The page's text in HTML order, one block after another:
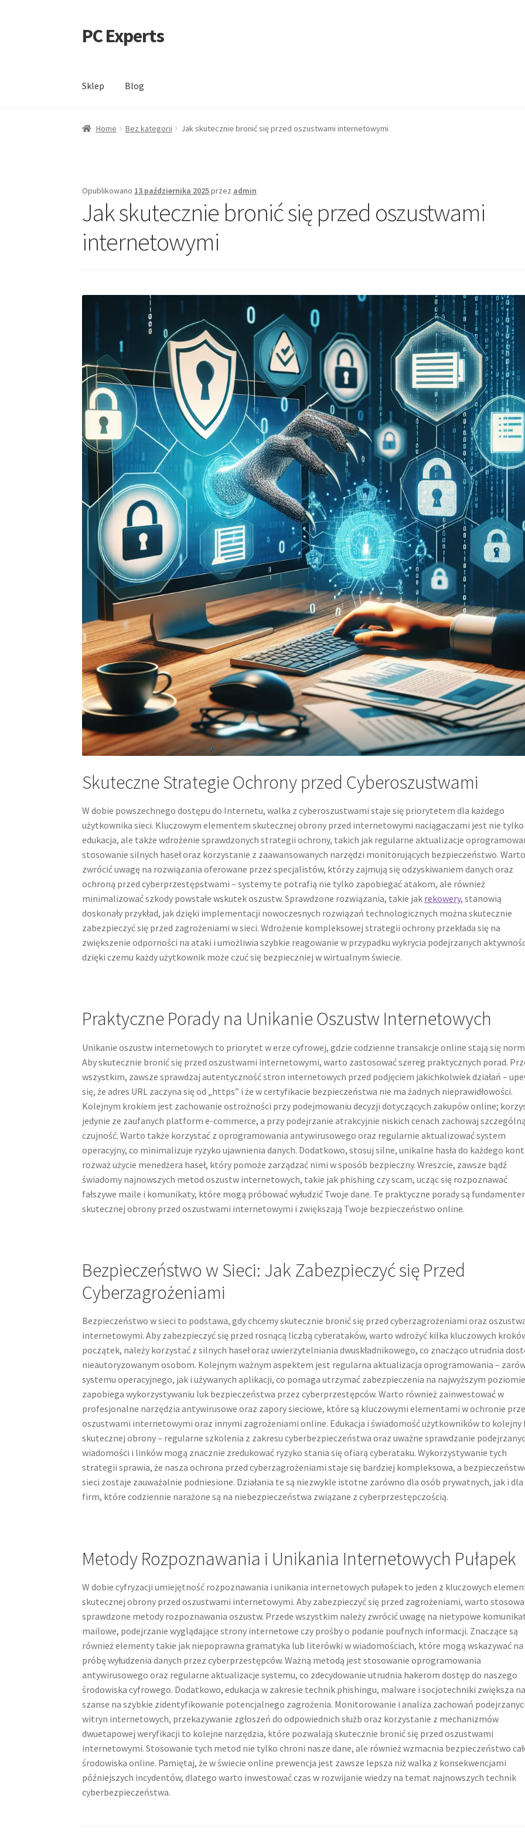
Przejdź
do
Przejdź
do
PC Experts
Sklep Blog
Home Bez kategorii Jak skutecznie bronić się przed oszustwami internetowymi
Opublikowano 13 października 2025przez admin
Jak skutecznie bronić się przed oszustwami
internetowymi
Skuteczne Strategie Ochrony przed Cyberoszustwami
W dobie powszechnego dostępu do Internetu, walka z cyberoszustwami staje się priorytetem dla każdego
użytkownika sieci. Kluczowym elementem skutecznej obrony przed internetowymi naciągaczami jest nie tylko
edukacja, ale także wdrożenie sprawdzonych strategii ochrony, takich jak regularne aktualizacje
stosowanie silnych haseł oraz korzystanie z zaawansowanych narzędzi monitorujących bezpieczeństwo. Warto
zwrócić uwagę na rozwiązania oferowane przez specjalistów, którzy zajmują się odzyskiwaniem danych oraz
ochroną przed cyberprzestępstwami – systemy te potrafią nie tylko zapobiegać atakom, ale również
minimalizować szkody powstałe wskutek oszustw. Sprawdzone rozwiązania, takie jak rekowery, stanowią
doskonały przykład, jak dzięki implementacji nowoczesnych rozwiązań technologicznych można skutecznie
zabezpieczyć się przed zagrożeniami w sieci. Wdrożenie kompleksowej strategii ochrony przekłada się na
zwiększenie odporności na ataki i umożliwia szybkie reagowanie w przypadku wykrycia podejrzanych
dzięki czemu każdy użytkownik może czuć się bezpieczniej w wirtualnym świecie.
Praktyczne Porady na Unikanie Oszustw Internetowych
Unikanie oszustw internetowych to priorytet w erze cyfrowej, gdzie codzienne transakcje online stają się
Aby skutecznie bronić się przed oszustwami internetowymi, warto zastosować szereg praktycznych porad.
wszystkim, zawsze sprawdzaj autentyczność stron internetowych przed podjęciem jakichkolwiek działań –
się, że adres URL zaczyna się od „https” i że w certyfikacie bezpieczeństwa nie ma żadnych nieprawidłowości.
Kolejnym krokiem jest zachowanie ostrożności przy podejmowaniu decyzji dotyczących zakupów online;
jedynie ze zaufanych platform e-commerce, a przy podejrzanie atrakcyjnie niskich cenach zachowaj szczególną
czujność. Warto także korzystać z oprogramowania antywirusowego oraz regularnie aktualizować system
operacyjny, co minimalizuje ryzyko ujawnienia danych. Dodatkowo, stosuj silne, unikalne hasła do każdego
rozważ użycie menedżera haseł, który pomoże zarządzać nimi w sposób bezpieczny. Wreszcie, zawsze bądź
świadomy najnowszych metod oszustw internetowych, takie jak phishing czy scam, ucząc się rozpoznawać
fałszywe maile i komunikaty, które mogą próbować wyłudzić Twoje dane. Te praktyczne porady są
skutecznej obrony przed oszustwami internetowymi i zwiększają Twoje bezpieczeństwo online.
Bezpieczeństwo w Sieci: Jak Zabezpieczyć się Przed
Cyberzagrożeniami
Bezpieczeństwo w sieci to podstawa, gdy chcemy skutecznie bronić się przed cyberzagrożeniami oraz
internetowymi. Aby zabezpieczyć się przed rosnącą liczbą cyberataków, warto wdrożyć kilka kluczowych
początek, należy korzystać z silnych haseł oraz uwierzytelniania dwuskładnikowego, co znacząco utrudnia
nieautoryzowanym osobom. Kolejnym ważnym aspektem jest regularna aktualizacja oprogramowania –
systemu operacyjnego, jak i używanych aplikacji, co pomaga utrzymać zabezpieczenia na najwyższym
zapobiega wykorzystywaniu luk bezpieczeństwa przez cyberprzestępców. Warto również zainwestować w
profesjonalne narzędzia antywirusowe oraz zapory sieciowe, które są kluczowymi elementami w ochronie
oszustwami internetowymi oraz innymi zagrożeniami online. Edukacja i świadomość użytkowników to
skutecznej obrony – regularne szkolenia z zakresu cyberbezpieczeństwa oraz uważne sprawdzanie
wiadomości i linków mogą znacznie zredukować ryzyko stania się ofiarą cyberataku. Wykorzystywanie tych
strategii sprawia, że nasza ochrona przed cyberzagrożeniami staje się bardziej kompleksowa, a
sieci zostaje zauważalnie podniesione. Działania te są niezwykle istotne zarówno dla osób prywatnych, jak i dla
firm, które codziennie narażone są na niebezpieczeństwa związane z cyberprzestępczością.
Metody Rozpoznawania i Unikania Internetowych Pułapek
W dobie cyfryzacji umiejętność rozpoznawania i unikania internetowych pułapek to jeden z kluczowych
skutecznej obrony przed oszustwami internetowymi. Aby zabezpieczyć się przed zagrożeniami, warto
sprawdzone metody rozpoznawania oszustw. Przede wszystkim należy zwrócić uwagę na nietypowe
mailowe, podejrzanie wyglądające strony internetowe czy prośby o podanie poufnych informacji. Znaczące są
również elementy takie jak niepoprawna gramatyka lub literówki w wiadomościach, które mogą wskazywać na
próbę wyłudzenia danych przez cyberprzestępców. Ważną metodą jest stosowanie oprogramowania
antywirusowego oraz regularne aktualizacje systemu, co zdecydowanie utrudnia hakerom dostęp do naszego
środowiska cyfrowego. Dodatkowo, edukacja w zakresie technik phishingu, malware i socjotechniki zwiększa
szanse na szybkie zidentyfikowanie potencjalnego zagrożenia. Monitorowanie i analiza zachowań
witryn internetowych, przekazywanie zgłoszeń do odpowiednich służb oraz korzystanie z mechanizmów
dwuetapowej weryfikacji to kolejne narzędzia, które pozwalają skutecznie bronić się przed oszustwami
internetowymi. Stosowanie tych metod nie tylko chroni nasze dane, ale również wzmacnia bezpieczeństwo
środowiska online. Pamiętaj, że w świecie online prewencja jest zawsze lepsza niż walka z konsekwencjami
późniejszych incydentów, dlatego warto inwestować czas w rozwijanie wiedzy na temat najnowszych technik
cyberbezpieczeństwa.